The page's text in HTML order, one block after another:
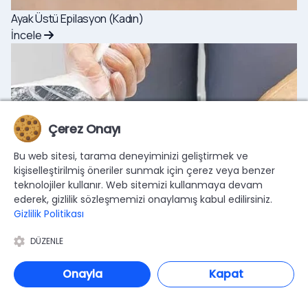
Ayak Üstü Epilasyon (Kadın)
İncele
Çerez Onayı
Bu web sitesi, tarama deneyiminizi geliştirmek ve
kişiselleştirilmiş öneriler sunmak için çerez veya benzer
teknolojiler kullanır. Web sitemizi kullanmaya devam
ederek, gizlilik sözleşmemizi onaylamış kabul edilirsiniz.
Gizlilik Politikası
DÜZENLE
Onayla Kapat